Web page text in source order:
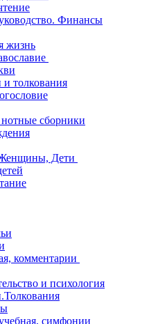
Финансы
жизнь
толкования
сборники
Дети
комментарии
и психология
симфонии